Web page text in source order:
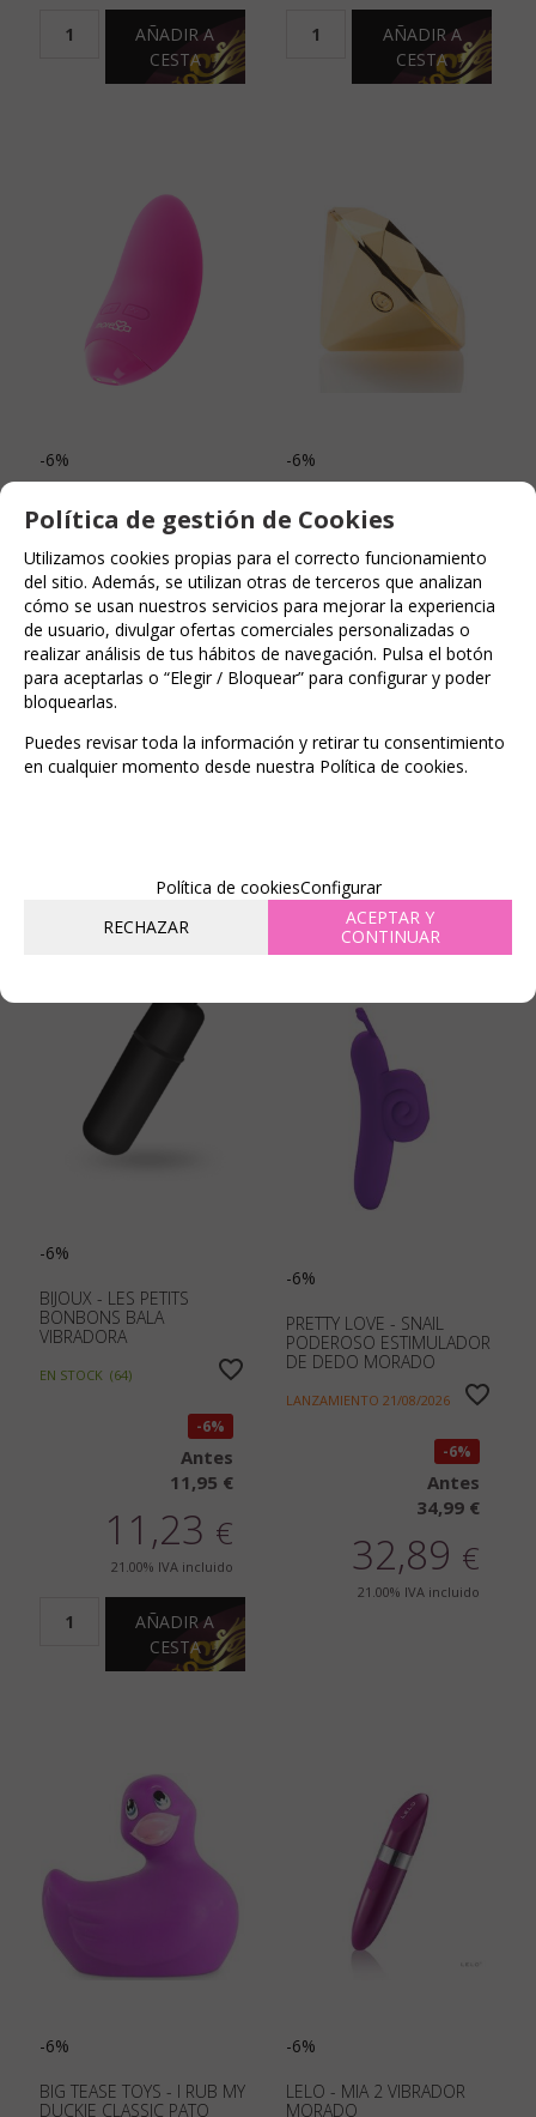
AÑADIR A
CESTA
AÑADIR A
CESTA
-6%
MASAJEADOR PERSONAL
EN STOCK(157)
6%
Antes
29,95 €
28,15 €
21.00%IVA incluido
-6%
TWENTY ONE DIAMANTE
EN STOCK(11)
6%
Antes
54,99 €
51,69 €
21.00%IVA incluido
-6%
BIJOUX - LES PETITS
BONBONS BALA
VIBRADORA
EN STOCK (64)
6%
Antes
11,95 €
11,23 €
21.00% IVA incluido
AÑADIR A
CESTA
-6%
PRETTY LOVE - SNAIL
PODEROSO ESTIMULADOR
DE DEDO MORADO
LANZAMIENTO 21/08/2026
6%
Antes
34,99 €
32,89 €
21.00% IVA incluido
-6%
BIG TEASE TOYS - I RUB MY
DUCKIE CLASSIC PATO
-6%
LELO - MIA 2 VIBRADOR
MORADO
Política de gestión de Cookies
Utilizamos cookies propias para el correcto funcionamiento
del sitio. Además, se utilizan otras de terceros que analizan
cómo se usan nuestros servicios para mejorar la experiencia
de usuario, divulgar ofertas comerciales personalizadas o
realizar análisis de tus hábitos de navegación. Pulsa el botón
para aceptarlas o “Elegir / Bloquear” para configurar y poder
bloquearlas.
Puedes revisar toda la información y retirar tu consentimiento
en cualquier momento desde nuestra Política de cookies.
Política de cookiesConfigurar
RECHAZAR
ACEPTAR Y
CONTINUAR